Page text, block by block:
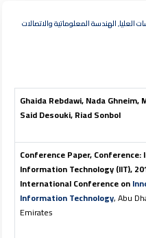
العليا, الهندسة المعلوماتية والاتصالات
Ghaida Rebdawi, Nada Ghneim,
Said Desouki, Riad Sonbol
Conference Paper,
Information Technology (IIT),
International Conference on
Information Technology, Abu
Emirates